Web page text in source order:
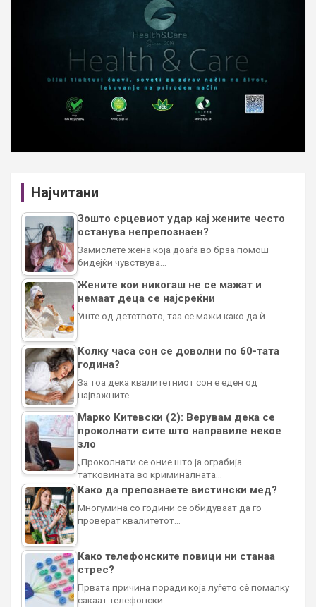
Најчитани
Зошто срцевиот удар кај жените често
останува непрепознаен?
Замислете жена која доаѓа во брза помош
бидејќи чувствува…
Жените кои никогаш не се мажат и
немаат деца се најсреќни
Уште од детството, таа се мажи како да ѝ…
Колку часа сон се доволни по 60-тата
година?
За тоа дека квалитетниот сон е еден од
најважните…
Марко Китевски (2): Верувам дека се
проколнати сите што направиле некое
зло
„Проколнати се оние што ја ограбија
татковината во криминалната…
Како да препознаете вистински мед?
Многумина со години се обидуваат да го
проверат квалитетот…
Како телефонските повици ни станаа
стрес?
Првата причина поради која луѓето сè помалку
сакаат телефонски…